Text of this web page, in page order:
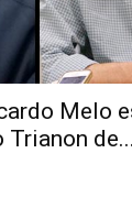
Melo
Trianon de...